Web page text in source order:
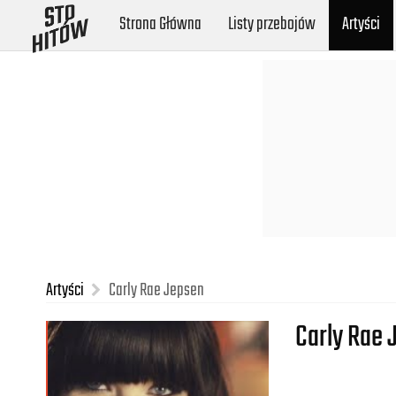
Strona Główna Listy przebojów Artyści
Artyści Carly Rae Jepsen
Carly Rae